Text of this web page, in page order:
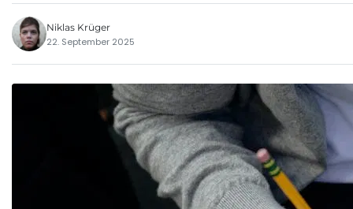
Niklas Krüger
22. September 2025